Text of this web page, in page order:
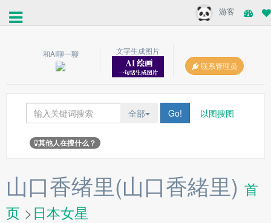
游客
和AI聊一聊
文字生成图片
联系管理员
全部 Go! 以图搜图
其他人在搜什么？
山口香绪里(山口香緒里) 首
页 >日本女星